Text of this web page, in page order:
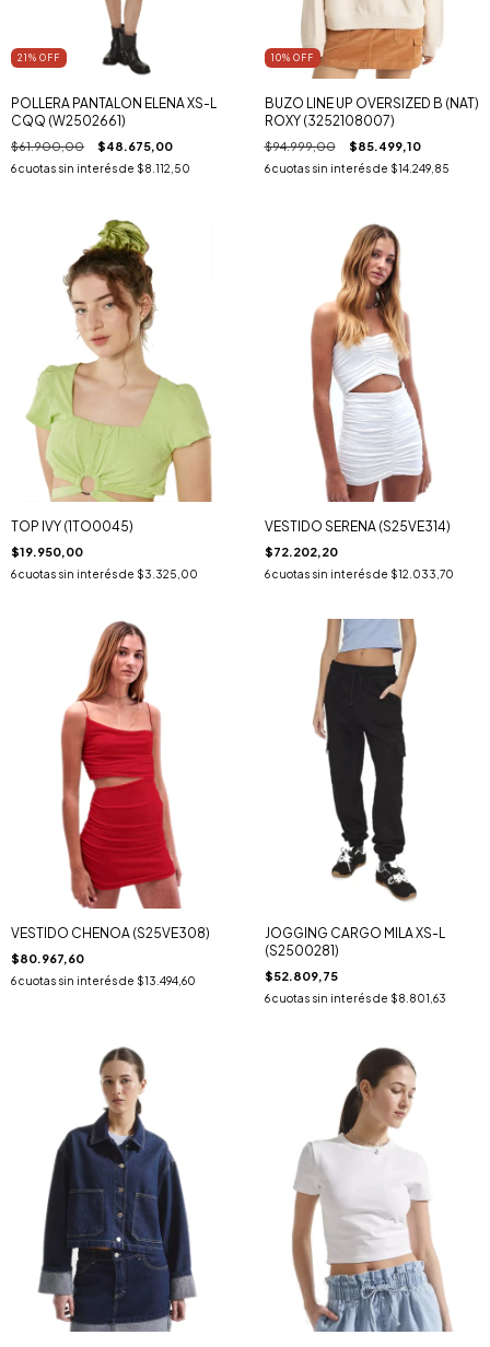
21 % OFF
POLLERA PANTALON ELENA XS-L
CQQ (W2502661)
$61.900,00 $48.675,00
6cuotas sin interés de $8.112,50
10% OFF
BUZO LINE UP OVERSIZED B (NAT)
ROXY (3252108007)
$94.999,00 $85.499,10
6 cuotas sin interés de $14.249,85
TOP IVY (1TO0045)
$19.950,00
6cuotas sin interés de $3.325,00
VESTIDO SERENA (S25VE314)
$72.202,20
6 cuotas sin interés de $12.033,70
VESTIDO CHENOA (S25VE308)
$80.967,60
6cuotas sin interés de $13.494,60
JOGGING CARGO MILA XS-L
(S2500281)
$52.809,75
6 cuotas sin interés de $8.801,63